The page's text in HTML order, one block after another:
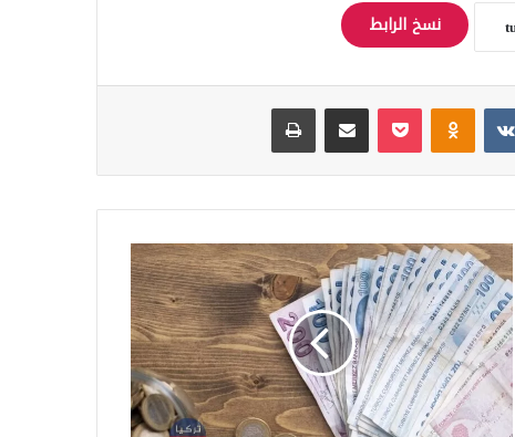
نسخ الرابط
Odnoklassniki
‫Pocket مشاركة عبر البريد طباعة
عاجل
ارتفاع
كبير
لليرة
التركية
أمام
الدولار
وبقية